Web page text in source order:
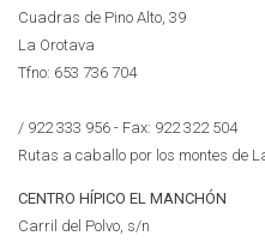
Cuadras de Pino Alto, 39
La Orotava
Tfno: 653 736 704
/ 922 333 956 - Fax: 922 322 504
Rutas a caballo por los montes de
CENTRO HÍPICO EL MANCHÓN
Carril del Polvo, s/n